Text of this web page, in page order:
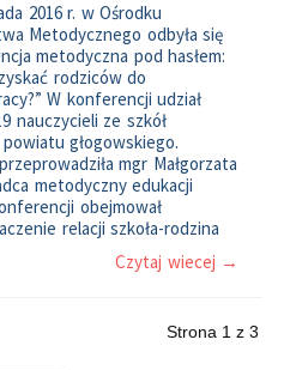
2016 r. w Ośrodku
Metodycznego odbyła się
metodyczna pod hasłem:
rodziców do
W konferencji udział
nauczycieli ze szkół
głogowskiego.
mgr Małgorzata
metodyczny edukacji
obejmował
relacji szkoła-rodzina
Czytaj wiecej →
Strona 1 z 3